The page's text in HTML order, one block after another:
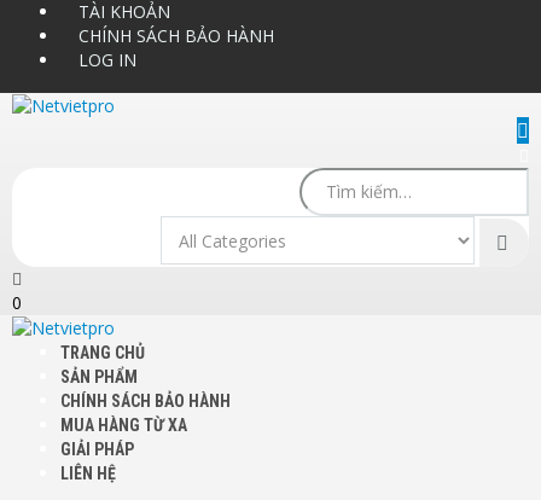
TÀI KHOẢN
CHÍNH SÁCH BẢO HÀNH
LOG IN
0
TRANG CHỦ
SẢN PHẨM
CHÍNH SÁCH BẢO HÀNH
MUA HÀNG TỪ XA
GIẢI PHÁP
LIÊN HỆ